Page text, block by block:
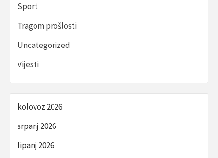
Sport
Tragom prošlosti
Uncategorized
Vijesti
kolovoz 2026
srpanj 2026
lipanj 2026